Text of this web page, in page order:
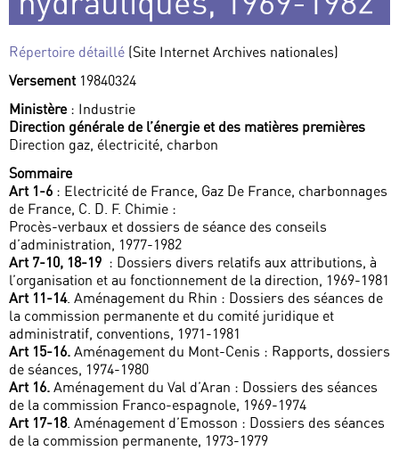
Répertoire détaillé (Site Internet Archives nationales)
Versement 19840324
Ministère: Industrie
Direction générale de l’énergie et des matières premières
Direction gaz, électricité, charbon
Sommaire
Art 1-6 : Electricité de France, Gaz De France, charbonnages
de France, C. D. F. Chimie :
Procès-verbaux et dossiers de séance des conseils
d’administration, 1977-1982
Art 7-10, 18-19 : Dossiers divers relatifs aux attributions, à
l’organisation et au fonctionnement de la direction, 1969-1981
Art 11-14. Aménagement du Rhin : Dossiers des séances de
la commission permanente et du comité juridique et
administratif, conventions, 1971-1981
Art 15-16. Aménagement du Mont-Cenis : Rapports, dossiers
de séances, 1974-1980
Art 16. Aménagement du Val d’Aran : Dossiers des séances
de la commission Franco-espagnole, 1969-1974
Art 17-18. Aménagement d’Emosson : Dossiers des séances
de la commission permanente, 1973-1979